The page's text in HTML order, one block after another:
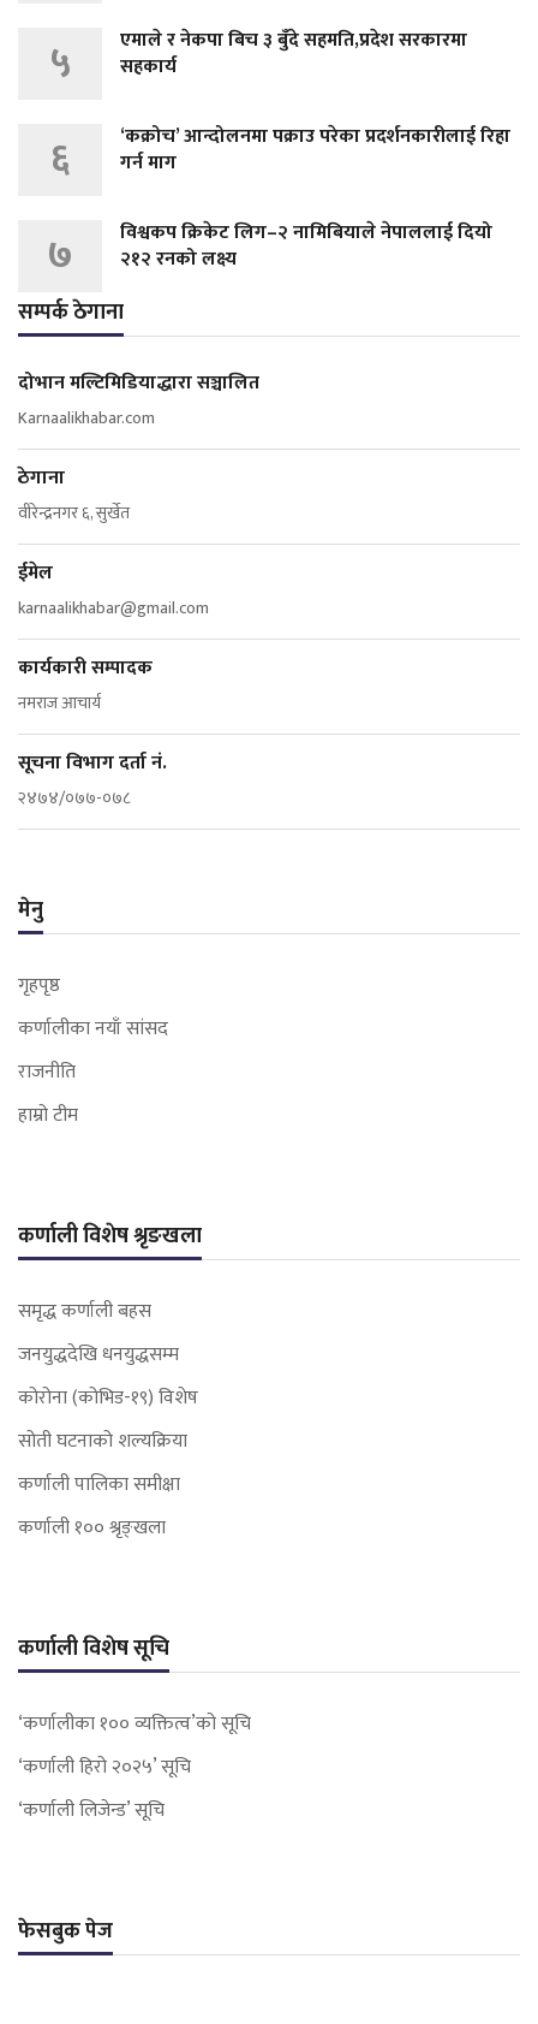
५
एमाले र नेकपा बिच ३ बुँदे सहमति,प्रदेश सरकारमा
सहकार्य
६
‘कक्रोच’ आन्दोलनमा पक्राउ परेका प्रदर्शनकारीलाई रिहा
गर्न माग
७
विश्वकप क्रिकेट लिग–२ नामिबियाले नेपाललाई दियो
२१२ रनको लक्ष्य
सम्पर्क ठेगाना
दोभान मल्टिमिडियाद्धारा सञ्चालित
Karnaalikhabar.com
ठेगाना
वीरेन्द्रनगर ६, सुर्खेत
ईमेल
karnaalikhabar@gmail.com
कार्यकारी सम्पादक
नमराज आचार्य
सूचना विभाग दर्ता नं.
२४७४/०७७-०७८
मेनु
गृहपृष्ठ
कर्णालीका नयाँ सांसद
राजनीति
हाम्रो टीम
कर्णाली विशेष श्रृङखला
समृद्ध कर्णाली बहस
जनयुद्धदेखि धनयुद्धसम्म
कोरोना (कोभिड-१९) विशेष
सोती घटनाको शल्यक्रिया
कर्णाली पालिका समीक्षा
कर्णाली १०० श्रृङ्खला
कर्णाली विशेष सूचि
‘कर्णालीका १०० व्यक्तित्व’को सूचि
‘कर्णाली हिरो २०२५’ सूचि
‘कर्णाली लिजेन्ड’ सूचि
फेसबुक पेज